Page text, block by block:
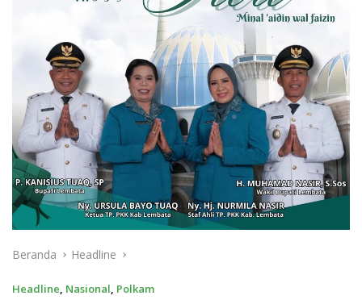
Beranda Headline
Headline, Nasional, Polkam